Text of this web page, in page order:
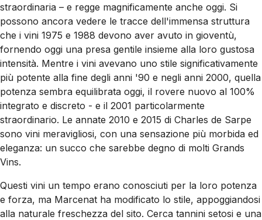
straordinaria – e regge magnificamente anche oggi. Si
possono ancora vedere le tracce dell'immensa struttura
che i vini 1975 e 1988 devono aver avuto in gioventù,
fornendo oggi una presa gentile insieme alla loro gustosa
intensità. Mentre i vini avevano uno stile significativamente
più potente alla fine degli anni '90 e negli anni 2000, quella
potenza sembra equilibrata oggi, il rovere nuovo al 100%
integrato e discreto - e il 2001 particolarmente
straordinario. Le annate 2010 e 2015 di Charles de Sarpe
sono vini meravigliosi, con una sensazione più morbida ed
eleganza: un succo che sarebbe degno di molti Grands
Vins.
Questi vini un tempo erano conosciuti per la loro potenza
e forza, ma Marcenat ha modificato lo stile, appoggiandosi
alla naturale freschezza del sito. Cerca tannini setosi e una